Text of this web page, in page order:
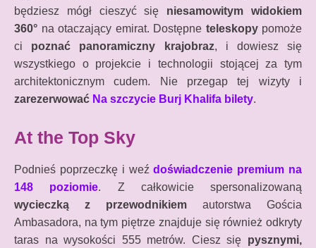
będziesz mógł cieszyć się niesamowitym widokiem
360° na otaczający emirat. Dostępne teleskopypomoże
ci poznać panoramiczny krajobraz, i dowiesz się
wszystkiego o projekcie i technologii stojącej za tym
architektonicznym cudem. Nie przegap tej wizyty i
zarezerwować Na szczycie Burj Khalifa bilety.
At the Top Sky
Podnieś poprzeczkę i weźdoświadczenie premium na
148 poziomie. Z całkowicie spersonalizowaną
wycieczką z przewodnikiem autorstwa Gościa
Ambasadora, na tym piętrze znajduje się również odkryty
taras na wysokości 555 metrów. Ciesz się pysznymi,